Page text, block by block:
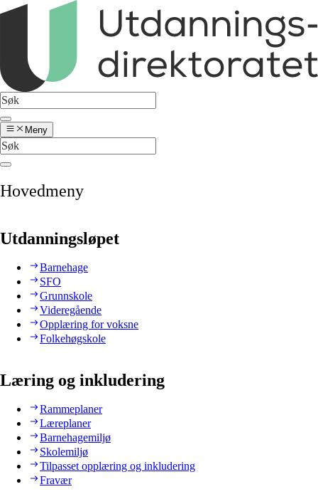
Meny
Hovedmeny
Utdanningsløpet
Barnehage
SFO
Grunnskole
Videregående
Opplæring for voksne
Folkehøgskole
Læring og inkludering
Rammeplaner
Læreplaner
Barnehagemiljø
Skolemiljø
Tilpasset opplæring og inkludering
Fravær